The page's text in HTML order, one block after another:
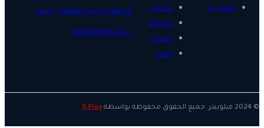
اتصل بنا
ساعات
محافظ
ولاعات
أقلام
النزهة الجديدة، القاهرة – مصر.
(+20)1200001910
© 2024 فيلوبيتر. جميع الحقوق محفوظة بواسطة S Plus